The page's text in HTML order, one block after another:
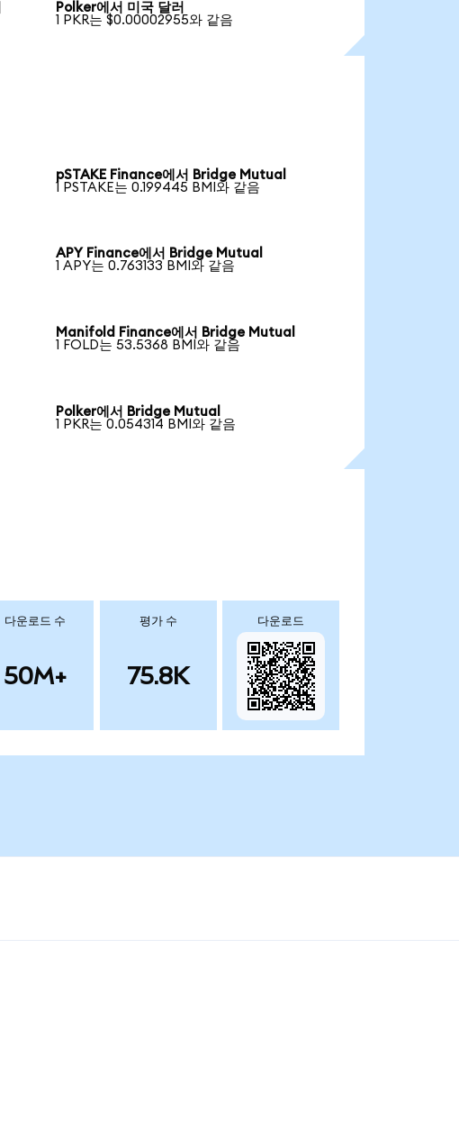
Polker에서 미국 달러
1 PKR는 $0.00002955와 같음
pSTAKE Finance에서 Bridge Mutual
1 PSTAKE는 0.199445 BMI와 같음
APY Finance에서 Bridge Mutual
1 APY는 0.763133 BMI와 같음
Manifold Finance에서 Bridge Mutual
1 FOLD는 53.5368 BMI와 같음
Polker에서 Bridge Mutual
1 PKR는 0.054314 BMI와 같음
다운로드 수
50M+
평가 수
75.8K
다운로드